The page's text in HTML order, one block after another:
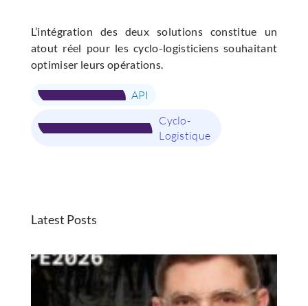
L’intégration des deux solutions constitue un
atout réel pour les cyclo-logisticiens souhaitant
optimiser leurs opérations.
API
Cyclo-
Logistique
Latest Posts